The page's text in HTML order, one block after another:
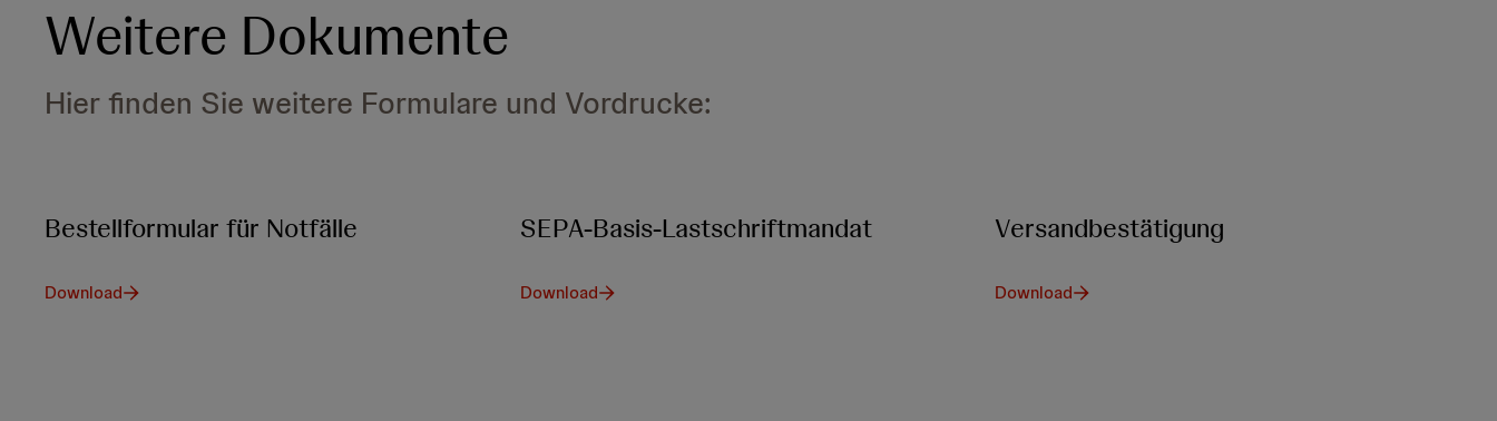
Weitere Dokumente
Hier finden Sie weitere Formulare und Vordrucke:
Bestellformular für Notfälle
Download
SEPA-Basis-Lastschriftmandat
Download
Versandbestätigung
Download